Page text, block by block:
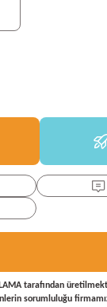
tarafından
sorumluluğu